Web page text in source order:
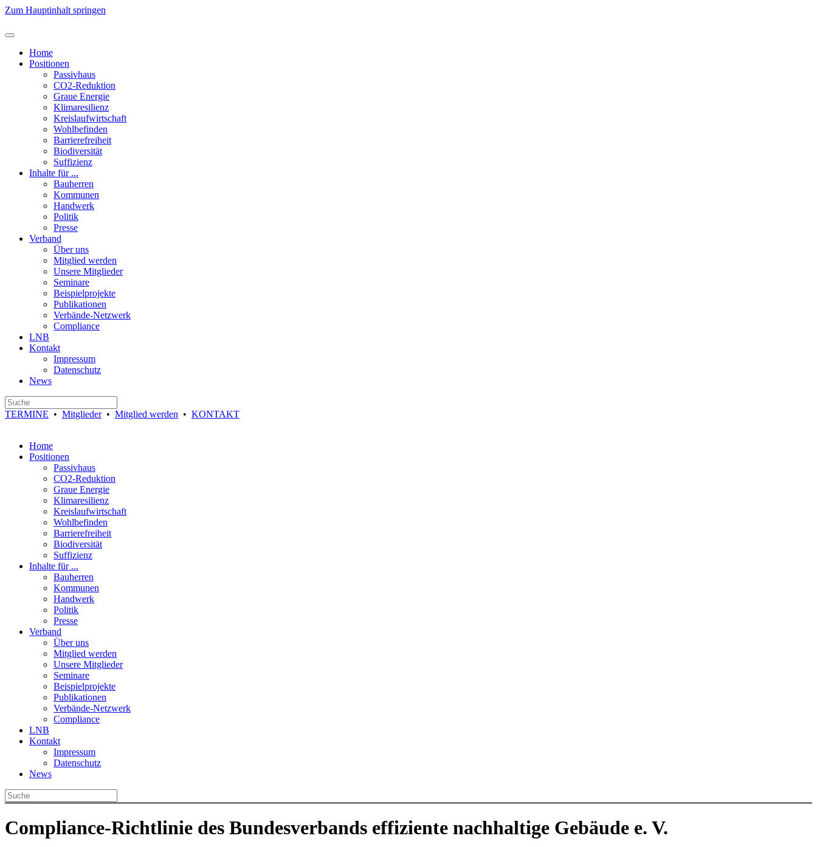
Zum Hauptinhalt springen
Home
Positionen
Passivhaus
CO2-Reduktion
Graue Energie
Klimaresilienz
Kreislaufwirtschaft
Wohlbefinden
Barrierefreiheit
Biodiversität
Suffizienz
Inhalte für ...
Bauherren
Kommunen
Handwerk
Politik
Presse
Verband
Über uns
Mitglied werden
Unsere Mitglieder
Seminare
Beispielprojekte
Publikationen
Verbände-Netzwerk
Compliance
LNB
Kontakt
Impressum
Datenschutz
News
TERMINE • Mitglieder• Mitglied werden • KONTAKT
Home
Positionen
Passivhaus
CO2-Reduktion
Graue Energie
Klimaresilienz
Kreislaufwirtschaft
Wohlbefinden
Barrierefreiheit
Biodiversität
Suffizienz
Inhalte für ...
Bauherren
Kommunen
Handwerk
Politik
Presse
Verband
Über uns
Mitglied werden
Unsere Mitglieder
Seminare
Beispielprojekte
Publikationen
Verbände-Netzwerk
Compliance
LNB
Kontakt
Impressum
Datenschutz
News
Compliance-Richtlinie des Bundesverbands effiziente nachhaltige Gebäude e. V.